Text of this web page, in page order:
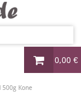
0,00 €
500g Kone